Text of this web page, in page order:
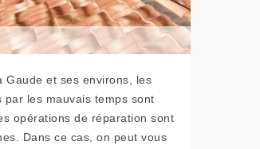
Gaude et ses environs, les
par les mauvais temps sont
opérations de réparation sont
Dans ce cas, on peut vous